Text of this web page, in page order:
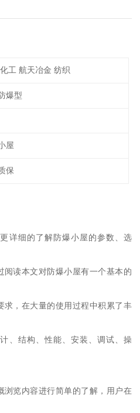
工 航天冶金 纺织
爆型
屋
保
详细的了解防爆小屋的参数、选
阅读本文对防爆小屋有一个基本的
求，在大量的使用过程中积累了丰
、结构、性能、安装、调试、操
浏览内容进行简单的了解，用户在